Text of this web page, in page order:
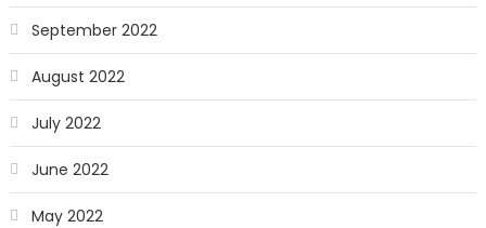
September 2022
August 2022
July 2022
June 2022
May 2022